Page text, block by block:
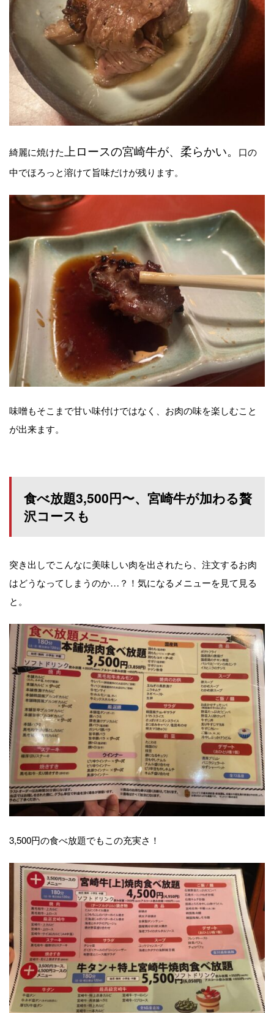
綺麗に焼けた 上ロースの宮崎牛が、柔らかい。
口の
中でほろっと溶けて旨味だけが残ります。
味噌もそこまで甘い味付けではなく、お肉の味を楽しむこと
が出来ます。
食べ放題3,500円〜、宮崎牛が加わる贅
沢コースも
突き出しでこんなに美味しい肉を出されたら、注文するお肉
はどうなってしまうのか…？！気になるメニューを見て見る
と。
3,500円の食べ放題でもこの充実さ！